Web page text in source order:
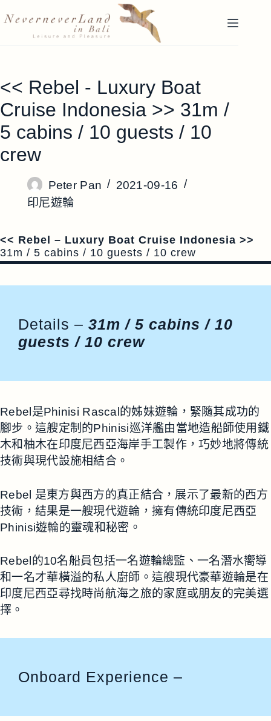
至
容
<< Rebel - Luxury Boat
Cruise Indonesia >> 31m /
5 cabins / 10 guests / 10
crew
Peter Pan
2021-09-16
印尼遊輪
<< Rebel – Luxury Boat Cruise Indonesia >>
31m / 5 cabins / 10 guests / 10 crew
Details – 31m / 5 cabins / 10
guests / 10 crew
Rebel是Phinisi Rascal的姊妹遊輪，緊隨其成功的
腳步。這艘定制的Phinisi巡洋艦由當地造船師使用鐵
木和柚木在印度尼西亞海岸手工製作，巧妙地將傳統
技術與現代設施相結合。
Rebel 是東方與西方的真正結合，展示了最新的西方
技術，結果是一艘現代遊輪，擁有傳統印度尼西亞
Phinisi遊輪的靈魂和秘密。
Rebel的10名船員包括一名遊輪總監、一名潛水嚮導
和一名才華橫溢的私人廚師。這艘現代豪華遊輪是在
印度尼西亞尋找時尚航海之旅的家庭或朋友的完美選
擇。
Onboard Experience –